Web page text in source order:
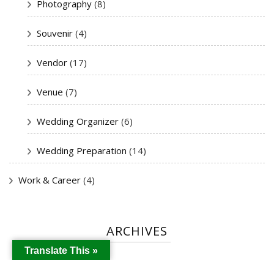
Photography (8)
Souvenir (4)
Vendor (17)
Venue (7)
Wedding Organizer (6)
Wedding Preparation (14)
Work & Career (4)
ARCHIVES
Translate This »